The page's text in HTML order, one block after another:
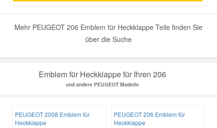
Mehr PEUGEOT 206 Emblem für Heckklappe Teile finden Sie
über die Suche
Emblem für Heckklappe für Ihren 206
und andere PEUGEOT Modelle
PEUGEOT 2008 Emblem für
Heckklappe
PEUGEOT 206 Emblem für
Heckklappe
Toyota Ersatzteile
Vauxhall Ersatzteile